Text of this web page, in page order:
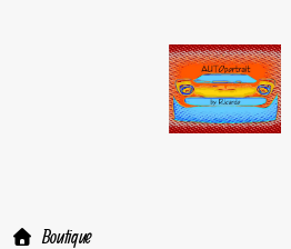
Boutique